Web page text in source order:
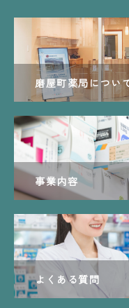
磨屋町薬局につい
事業内容
よくある質問